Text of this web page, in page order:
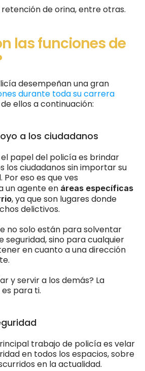
de orina, entre otras.
las funciones de
desempeñan una gran
durante toda su carrera
ellos a continuación:
a los ciudadanos
papel del policía es brindar
los ciudadanos sin importar su
Por eso es que ves
un agente en áreas específicas
, ya que son lugares donde
delictivos.
no solo están para solventar
seguridad, sino para cualquier
en cuanto a una dirección
y servir a los demás? La
para ti.
trabajo de policía es velar
en todos los espacios, sobre
en la actualidad.